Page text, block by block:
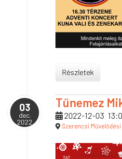
Részletek
03
dec.
2022
Tűnemez
2022-12-03
Szerencsi